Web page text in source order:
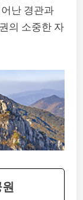
난 경관과
의 소중한 자